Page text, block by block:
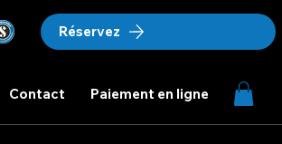
Réservez
Contact Paiement en ligne